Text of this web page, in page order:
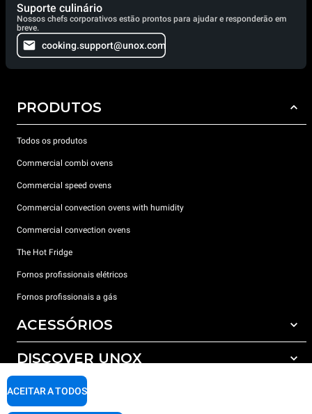
Suporte culinário
Nossos chefs corporativos estão prontos para ajudar e responderão em
breve.
cooking.support@unox.com
PRODUTOS
Todos os produtos
Commercial combi ovens
Commercial speed ovens
Commercial convection ovens with humidity
Commercial convection ovens
The Hot Fridge
Fornos profissionais elétricos
Fornos profissionais a gás
ACESSÓRIOS
Todos os acessórios
Detergents for automatic washing
Detergents for manual washing
DISCOVER UNOX
Os nossos escritórios no mundo
SUPPORT
ACEITAR A TODOS